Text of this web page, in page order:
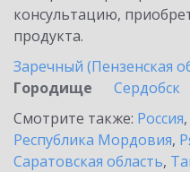
консультацию,
продукта.
Заречный (Пензенская
Городище
Сердобск
Смотрите также: Россия,
Республика Мордовия,
Саратовская область,